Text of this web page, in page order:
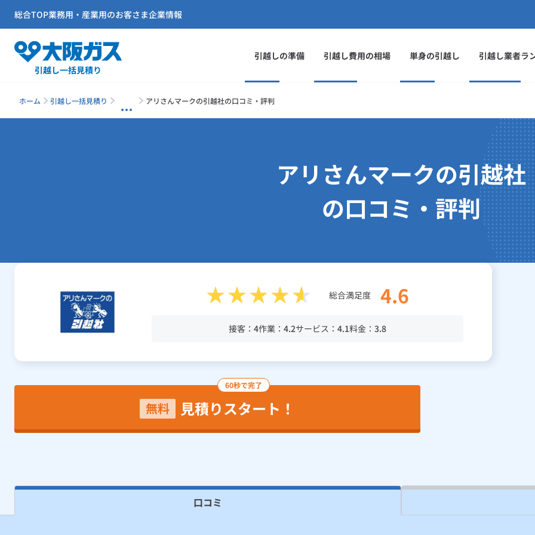
引越し一括見積り
引越しの準備 引越し費用の相場 単身の引越し 引越し業者ラ
総合TOP業務用・産業用のお客さま企業情報
ホーム 引越し一括見積り アリさんマークの引越社の口コミ・評判
アリさんマークの引越社
の口コミ・評判
総合満足度 4.6
接客： 4作業： 4.2サービス： 4.1料金： 3.8
60秒で完了
無料 見積りスタート！
口コミ